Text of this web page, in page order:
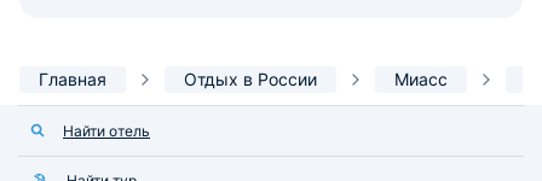
Главная Отдых в России Миасс
Найти отель